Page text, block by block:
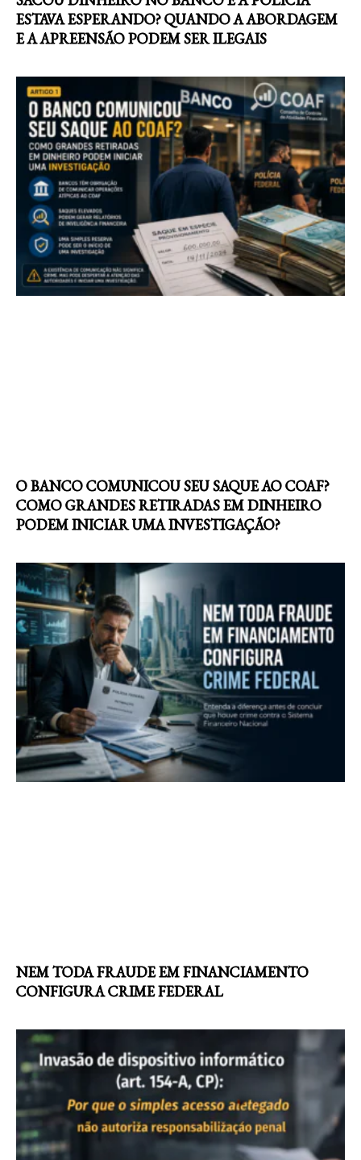
ESTAVA ESPERANDO? QUANDO A ABORDAGEM
E A APREENSÃO PODEM SER ILEGAIS
O BANCO COMUNICOU SEU SAQUE AO COAF?
COMO GRANDES RETIRADAS EM DINHEIRO
PODEM INICIAR UMA INVESTIGAÇÃO?
NEM TODA FRAUDE EM FINANCIAMENTO
CONFIGURA CRIME FEDERAL